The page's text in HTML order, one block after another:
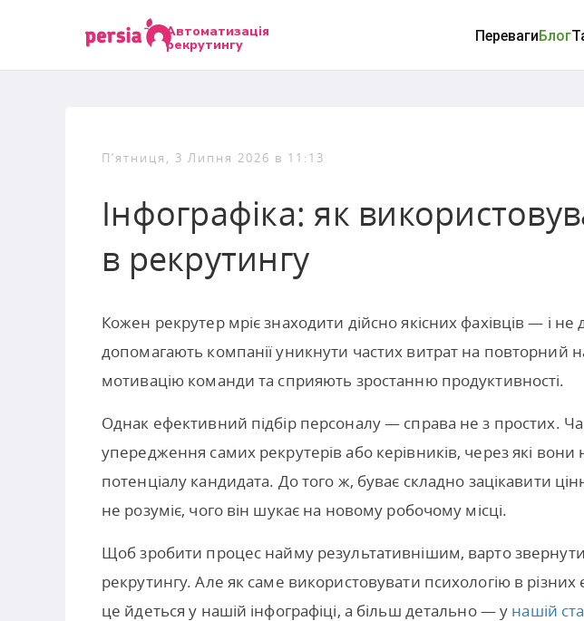
Автоматизація
рекрутингу
ПеревагиБлог
П’ятниця, 3 Липня 2026 в 11:13
Інфографіка: як
в рекрутингу
Кожен рекрутер мріє знаходити дійсно якісних фахівців — і
допомагають компанії уникнути частих витрат на повторний
мотивацію команди та сприяють зростанню продуктивності.
Однак ефективний підбір персоналу — справа не з простих.
упередження самих рекрутерів або керівників, через які
потенціалу кандидата. До того ж, буває складно зацікавити
не розуміє, чого він шукає на новому робочому місці.
Щоб зробити процес найму результативнішим, варто
рекрутингу. Але як саме використовувати психологію в
це йдеться у нашій інфографіці, а більш детально — у нашій